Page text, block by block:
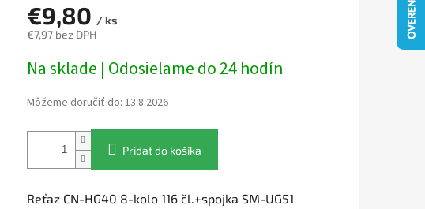
€9,80 / ks
€7,97 bez DPH
cena:
Na sklade | Odosielame do 24 hodín
Môžeme doručiť do: 13.8.2026
Pridať do košíka
Reťaz CN-HG40 8-kolo 116 čl.+spojka SM-UG51